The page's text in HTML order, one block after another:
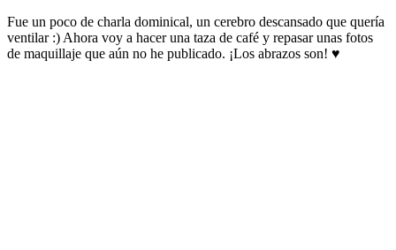
Fue un poco de charla dominical, un cerebro descansado que quería
ventilar :) Ahora voy a hacer una taza de café y repasar unas fotos
de maquillaje que aún no he publicado. ¡Los abrazos son! ♥